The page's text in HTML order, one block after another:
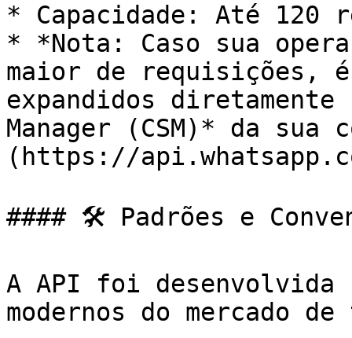
* Capacidade: Até 120
* *Nota: Caso sua
maior de requisições,
expandidos diretamente
Manager (CSM)* da
(https://
#### 🛠️ Padrões e
A API foi desenvolvida
modernos do mercado